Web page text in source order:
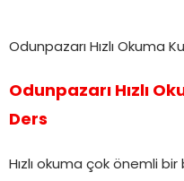
Odunpazarı Hızlı Okuma
Odunpazarı Hızlı
Ders
Hızlı okuma çok önemli